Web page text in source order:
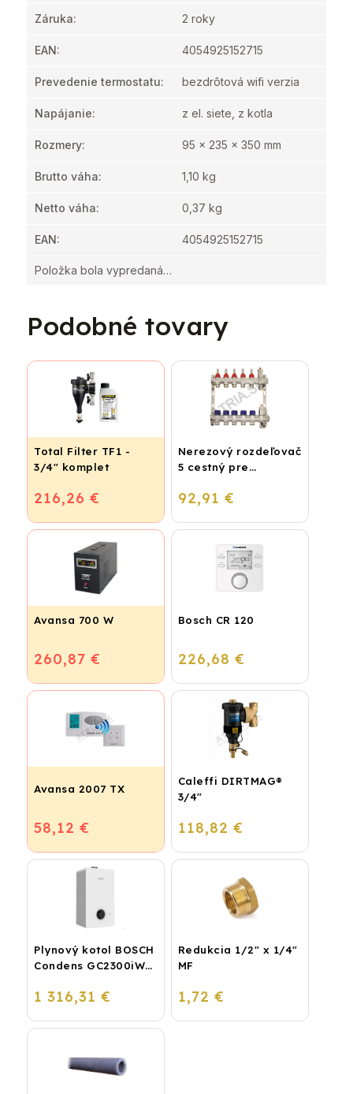
Záruka: 2 roky
EAN: 4054925152715
Prevedenie termostatu: bezdrôtová wifi verzia
Napájanie: z el. siete, z kotla
Rozmery: 95 x 235 x 350 mm
Brutto váha: 1,10 kg
Netto váha: 0,37 kg
EAN: 4054925152715
Položka bola vypredaná…
Podobné tovary
Total Filter TF1 -
3/4" komplet
216,26 €
Nerezový rozdeľovač
5 cestný pre
vykurovanie
92,91 €
Avansa 700 W
260,87 €
Bosch CR 120
226,68 €
Avansa 2007 TX
58,12 €
Caleffi DIRTMAG®
3/4"
118,82 €
Plynový kotol BOSCH
Condens GC2300iW
kondenzačný
1 316,31 €
Redukcia 1/2" x 1/4"
MF
1,72 €